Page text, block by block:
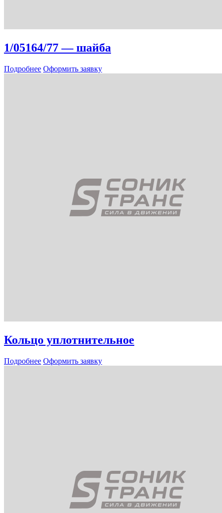
1/05164/77 — шайба
Подробнее Оформить заявку
Кольцо уплотнительное
Подробнее Оформить заявку